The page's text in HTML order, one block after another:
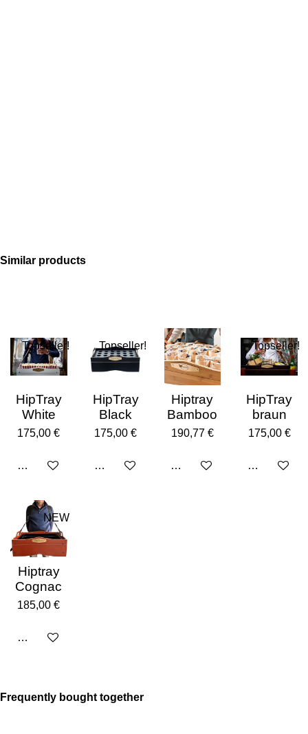
Similar products
Topseller!
HipTray
White
175,00 €
Añadir al carrito
Topseller!
HipTray
Black
175,00 €
Añadir al carrito
Hiptray
Bamboo
190,77 €
Añadir al carrito
Topseller!
HipTray
braun
175,00 €
Añadir al
NEW
Hiptray
Cognac
185,00 €
Añadir al carrito
Frequently bought together